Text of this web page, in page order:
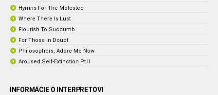
Hymns For The Molested
Where There Is Lust
Flourish To Succumb
For Those In Doubt
Philosophers, Adore Me Now
Aroused Self-Extinction Pt.II
INFORMÁCIE O INTERPRETOVI